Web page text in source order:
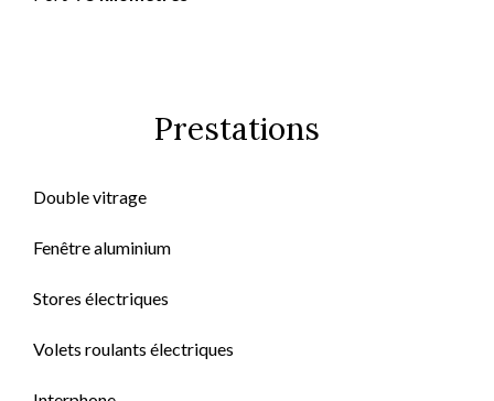
Prestations
Double vitrage
Fenêtre aluminium
Stores électriques
Volets roulants électriques